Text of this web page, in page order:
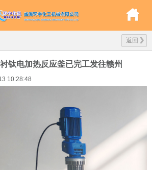
返回
钛电加热反应釜已完工发往赣州
10:28:48